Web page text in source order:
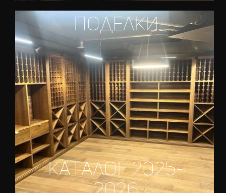
поделки
каталог 2025-